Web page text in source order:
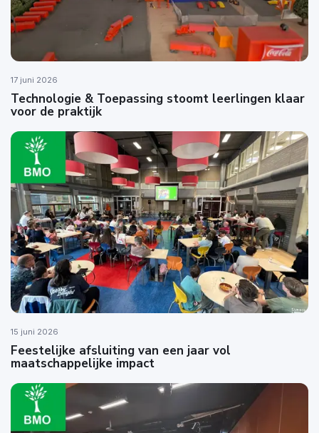
17 juni 2026
Technologie & Toepassing stoomt leerlingen klaar
voor de praktijk
15 juni 2026
Feestelijke afsluiting van een jaar vol
maatschappelijke impact